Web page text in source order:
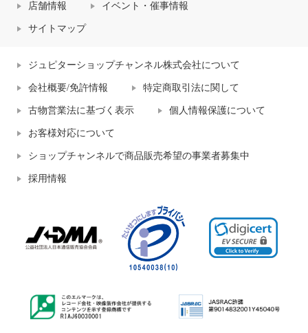
店舗情報 イベント・催事情報
サイトマップ
ジュピターショップチャンネル株式会社について
会社概要/免許情報 特定商取引法に関して
古物営業法に基づく表示 個人情報保護について
お客様対応について
ショップチャンネルで商品販売希望の事業者募集中
採用情報